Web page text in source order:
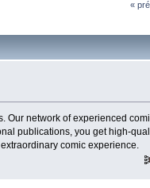
«
Our network of experienced
publications, you get high-
comic experience.